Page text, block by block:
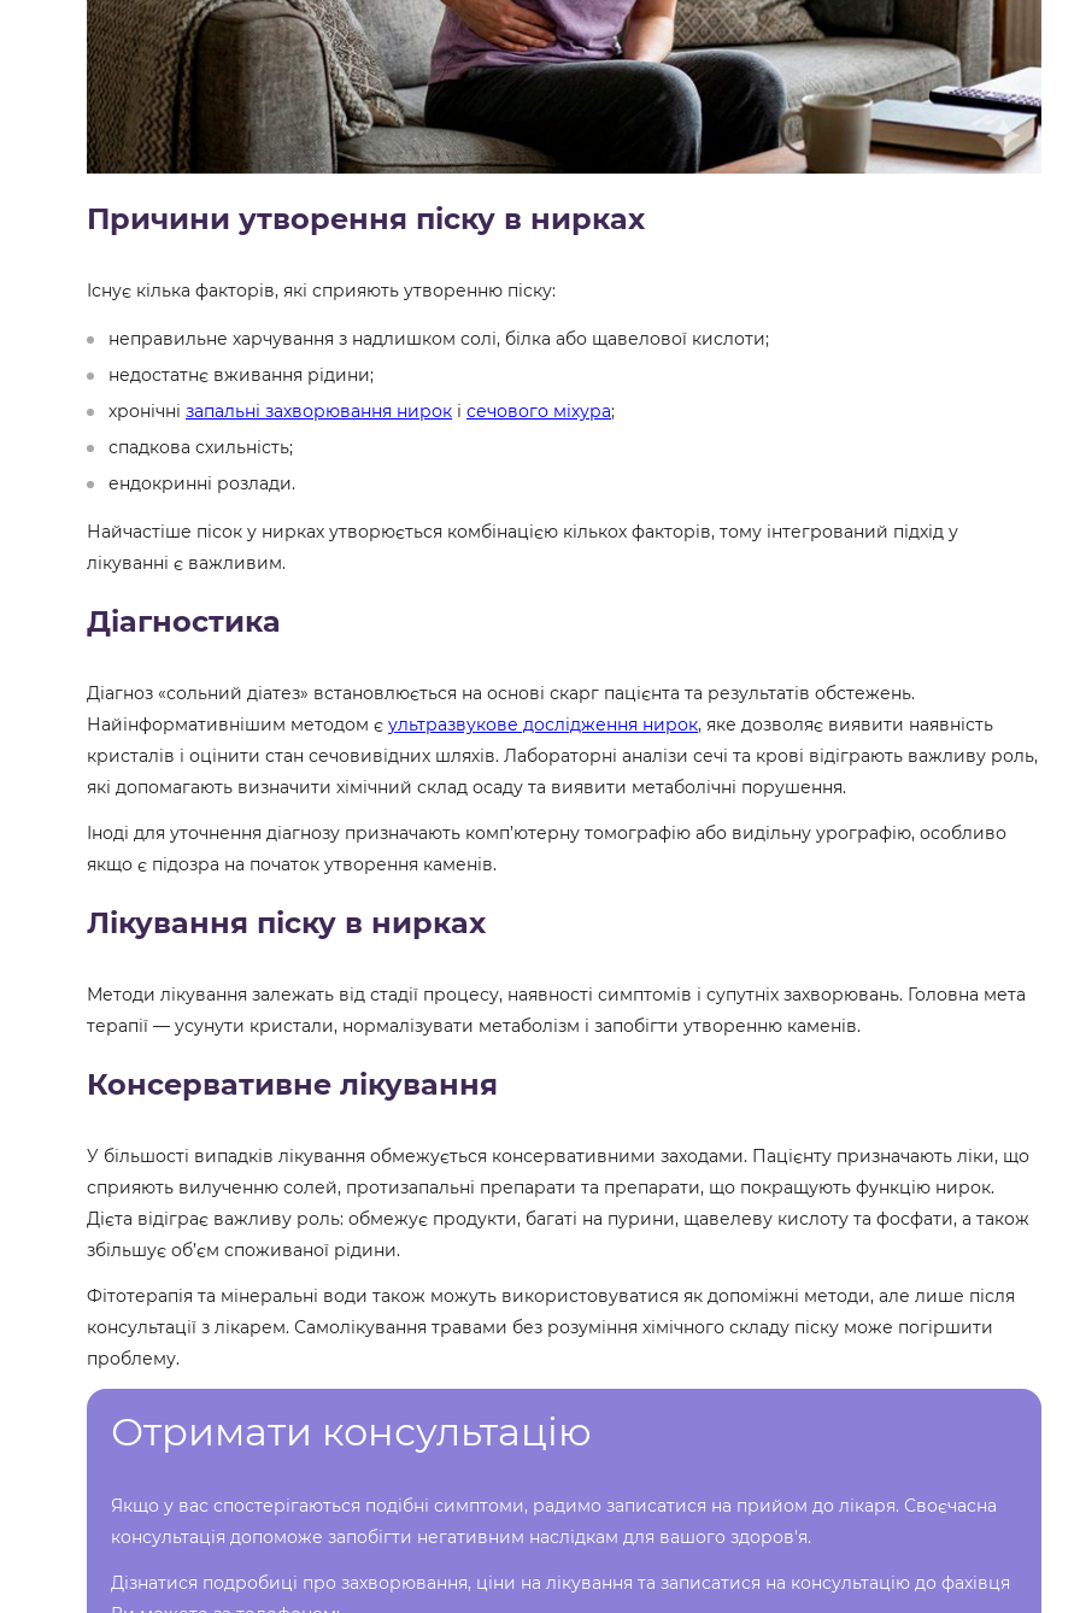
Причини утворення піску в нирках
Існує кілька факторів, які сприяють утворенню піску:
неправильне харчування з надлишком солі, білка або щавелової кислоти;
недостатнє вживання рідини;
хронічні запальні захворювання нирок і сечового міхура;
спадкова схильність;
ендокринні розлади.
Найчастіше пісок у нирках утворюється комбінацією кількох факторів, тому інтегрований підхід у
лікуванні є важливим.
Діагностика
Діагноз «сольний діатез» встановлюється на основі скарг пацієнта та результатів обстежень.
Найінформативнішим методом є ультразвукове дослідження нирок, яке дозволяє виявити наявність
кристалів і оцінити стан сечовивідних шляхів. Лабораторні аналізи сечі та крові відіграють важливу роль,
які допомагають визначити хімічний склад осаду та виявити метаболічні порушення.
Іноді для уточнення діагнозу призначають комп’ютерну томографію або видільну урографію, особливо
якщо є підозра на початок утворення каменів.
Лікування піску в нирках
Методи лікування залежать від стадії процесу, наявності симптомів і супутніх захворювань. Головна мета
терапії — усунути кристали, нормалізувати метаболізм і запобігти утворенню каменів.
Консервативне лікування
У більшості випадків лікування обмежується консервативними заходами. Пацієнту призначають ліки, що
сприяють вилученню солей, протизапальні препарати та препарати, що покращують функцію нирок.
Дієта відіграє важливу роль: обмежує продукти, багаті на пурини, щавелеву кислоту та фосфати, а також
збільшує об’єм споживаної рідини.
Фітотерапія та мінеральні води також можуть використовуватися як допоміжні методи, але лише після
консультації з лікарем. Самолікування травами без розуміння хімічного складу піску може погіршити
проблему.
Отримати консультацію
Якщо у вас спостерігаються подібні симптоми, радимо записатися на прийом до лікаря. Своєчасна
консультація допоможе запобігти негативним наслідкам для вашого здоров'я.
Дізнатися подробиці про захворювання, ціни на лікування та записатися на консультацію до фахівця